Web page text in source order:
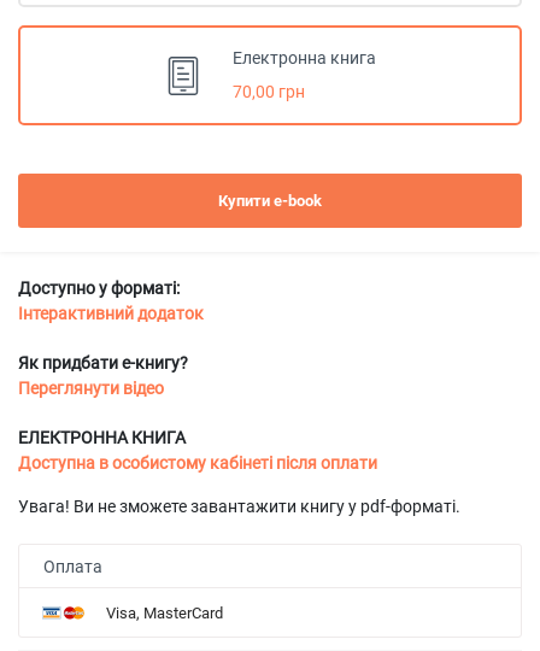
Електронна книга
70,00 грн
Купити e-book
Доступно у форматі:
Інтерактивний додаток
Як придбати е-книгу?
Переглянути відео
ЕЛЕКТРОННА КНИГА
Доступна в особистому кабінеті після оплати
Увага! Ви не зможете завантажити книгу у pdf-форматі.
Оплата
Visa, MasterCard